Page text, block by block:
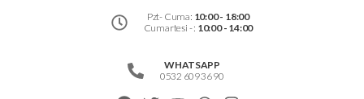
Pzt- Cuma: 10:00 - 18:00
Cumartesi - : 10:00 - 14:00
WHATSAPP
0532 609 36 90